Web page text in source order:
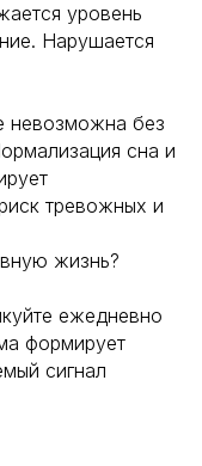
уровень
Нарушается
невозможна без
сна и
тревожных и
жизнь?
ежедневно
формирует
сигнал